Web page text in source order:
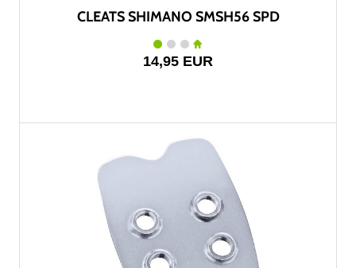
CLEATS SHIMANO SMSH56 SPD
14,95 EUR